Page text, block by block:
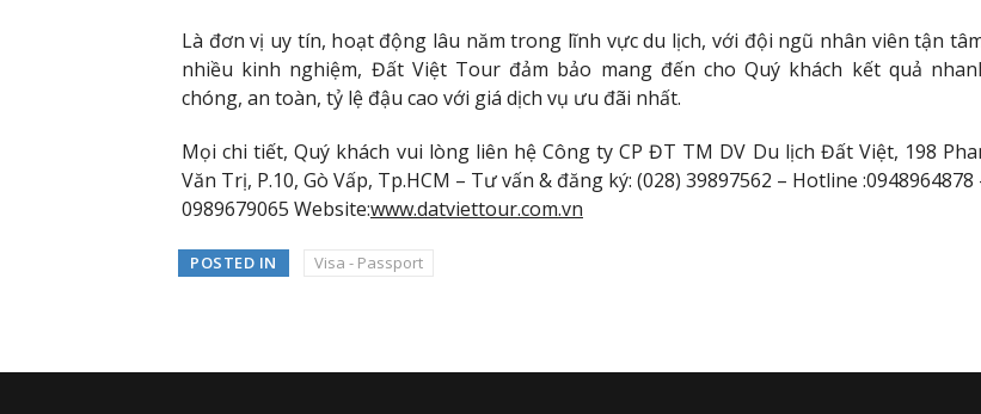
Là đơn vị uy tín, hoạt động lâu năm trong lĩnh vực du lịch, với đội ngũ nhân viên tận
nhiều kinh nghiệm, Đất Việt Tour đảm bảo mang đến cho Quý khách kết quả
chóng, an toàn, tỷ lệ đậu cao với giá dịch vụ ưu đãi nhất.
Mọi chi tiết, Quý khách vui lòng liên hệ Công ty CP ĐT TM DV Du lịch Đất Việt, 198
Văn Trị, P.10, Gò Vấp, Tp.HCM – Tư vấn & đăng ký: (028) 39897562 – Hotline :0948964878
0989679065 Website:www.datviettour.com.vn
POSTED IN Visa - Passport